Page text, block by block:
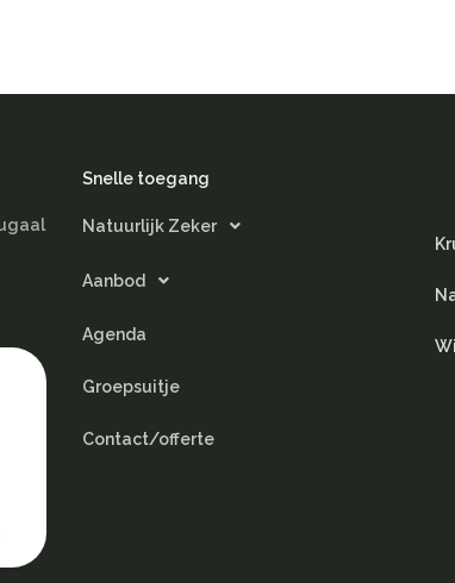
Snelle toegang
Natuurlijk Zeker
Aanbod
Agenda
Groepsuitje
Contact/offerte